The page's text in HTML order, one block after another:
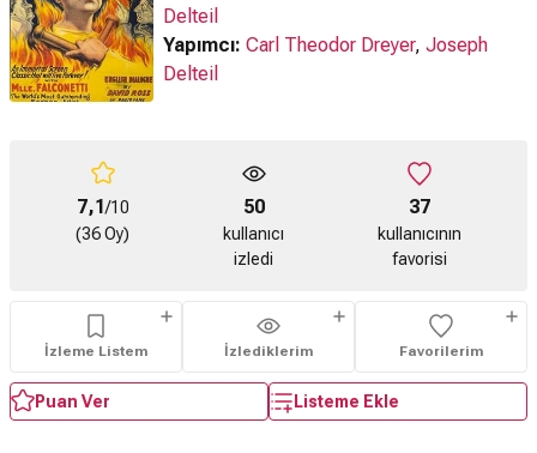
Delteil
Yapımcı: Carl Theodor Dreyer, Joseph
Delteil
7,1/10
(36 Oy)
50
kullanıcı
izledi
37
kullanıcının
favorisi
İzleme Listem İzlediklerim Favorilerim
Puan Ver Listeme Ekle